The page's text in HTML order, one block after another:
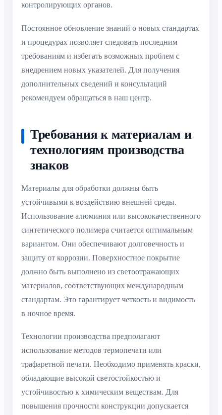
контролирующих органов.
Постоянное обновление знаний о новых стандартах
и процедурах позволяет следовать последним
требованиям и избегать возможных проблем с
внедрением новых указателей. Для получения
дополнительных сведений и консультаций
рекомендуем обращаться в наш центр.
Требования к материалам и
технологиям производства
знаков
Материалы для обработки должны быть
устойчивыми к воздействию внешней среды.
Использование алюминия или высококачественного
синтетического полимера считается оптимальным
вариантом. Они обеспечивают долговечность и
защиту от коррозии. Поверхностное покрытие
должно быть выполнено из светоотражающих
материалов, соответствующих международным
стандартам. Это гарантирует четкость и видимость
в ночное время.
Технологии производства предполагают
использование методов термопечати или
трафаретной печати. Необходимо применять краски,
обладающие высокой светостойкостью и
устойчивостью к химическим веществам. Для
повышения прочности конструкции допускается